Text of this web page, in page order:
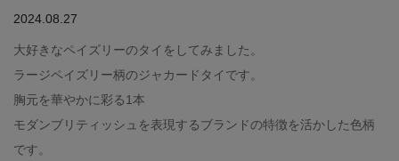
2024.08.27
大好きなペイズリーのタイをしてみました。
ラージペイズリー柄のジャカードタイです。
胸元を華やかに彩る1本
モダンブリティッシュを表現するブランドの特徴を活かした色柄
です。